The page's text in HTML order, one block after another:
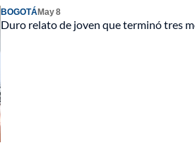
BOGOTÁMay 8
Duro relato de joven que terminó tres